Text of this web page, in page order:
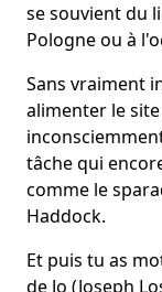
se souvient du
Pologne ou à
Sans vraiment
alimenter le site
tâche qui
comme le
Haddock.
Et puis tu as
de Jo (Joseph